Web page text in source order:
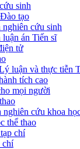
sinh
tạo
nghiên cứu sinh
luận án Tiến sĩ
tử
luận và thực tiễn
tích cao
mọi người
nghiên cứu khoa
thể thao
chí
chí